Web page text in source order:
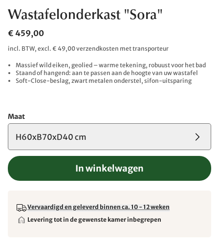
Wastafelonderkast "Sora"
€ 459,00
incl. BTW, excl. € 49,00 verzendkosten met transporteur
Massief wild eiken, geolied – warme tekening, robuust voor het bad
Staand of hangend: aan te passen aan de hoogte van uw wastafel
Soft-Close-beslag, zwart metalen onderstel, sifon-uitsparing
Maat
H60xB70xD40 cm
In winkelwagen
Vervaardigd en geleverd binnen ca. 10 - 12 weken
Levering tot in de gewenste kamer inbegrepen